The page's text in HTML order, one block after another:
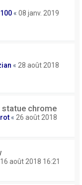
« 08 janv. 2019
« 28 août 2018
statue chrome
« 26 août 2018
16 août 2018 16:21